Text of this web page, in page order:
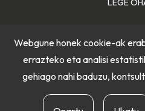
LEGE
Webgune honek cookie-ak
errazteko eta analisi
gehiago nahi baduzu,